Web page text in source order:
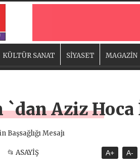
KÜLTÜR SANAT SİYASET MAGAZİN
Aziz Hoca
📂 ASAYİŞ A+ A-